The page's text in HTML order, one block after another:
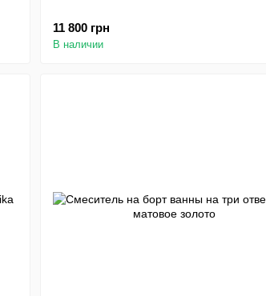
11 800 грн
В наличии